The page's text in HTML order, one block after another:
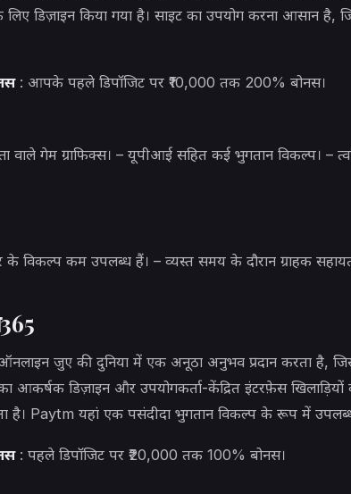
लिए डिज़ाइन किया गया है। साइट का उपयोग करना आसान है,
: आपके पहले डिपॉजिट पर ₹10,000 तक 200% बोनस।
वाले गेम ग्राफिक्स। – यूपीआई सहित कई भुगतान विकल्प। –
के विकल्प कम उपलब्ध हैं। – व्यस्त समय के दौरान ग्राहक
जुए की दुनिया में एक अनूठा अनुभव प्रदान करता है,
का आकर्षक डिज़ाइन और उपयोगकर्ता-केंद्रित इंटरफ़ेस
है। Paytm यहां एक पसंदीदा भुगतान विकल्प के रूप में
: पहले डिपॉजिट पर ₹20,000 तक 100% बोनस।